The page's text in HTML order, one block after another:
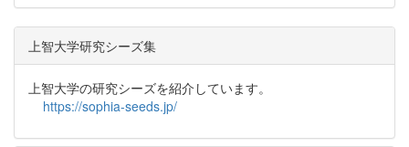
上智大学研究シーズ集
上智大学の研究シーズを紹介しています。
https://sophia-seeds.jp/